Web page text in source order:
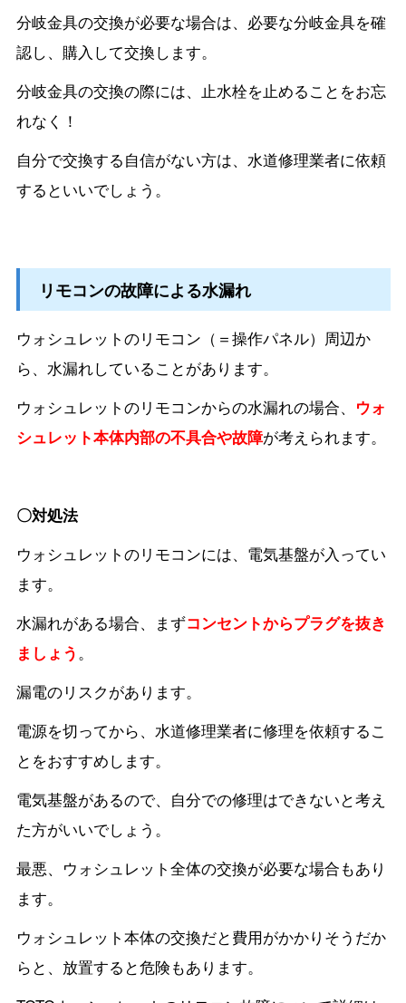
分岐金具の交換が必要な場合は、必要な分岐金具を確
認し、購入して交換します。
分岐金具の交換の際には、止水栓を止めることをお忘
れなく！
自分で交換する自信がない方は、水道修理業者に依頼
するといいでしょう。
リモコンの故障による水漏れ
ウォシュレットのリモコン（＝操作パネル）周辺か
ら、水漏れしていることがあります。
ウォシュレットのリモコンからの水漏れの場合、
ウォ
シュレット本体内部の不具合や故障が考えられます。
〇対処法
ウォシュレットのリモコンには、電気基盤が入ってい
ます。
水漏れがある場合、まずコンセントからプラグを抜き
ましょう。
漏電のリスクがあります。
電源を切ってから、水道修理業者に修理を依頼するこ
とをおすすめします。
電気基盤があるので、自分での修理はできないと考え
た方がいいでしょう。
最悪、ウォシュレット全体の交換が必要な場合もあり
ます。
ウォシュレット本体の交換だと費用がかかりそうだか
らと、放置すると危険もあります。